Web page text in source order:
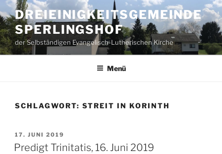
Zum
Inhalt
springen
DREIEINIGKEITSGEMEINDE
SPERLINGSHOF
der Selbständigen Evangelisch-Lutherischen Kirche
Menü
SCHLAGWORT: STREIT IN KORINTH
VERÖFFENTLICHT
AM
17. JUNI 2019
Predigt Trinitatis, 16. Juni 2019